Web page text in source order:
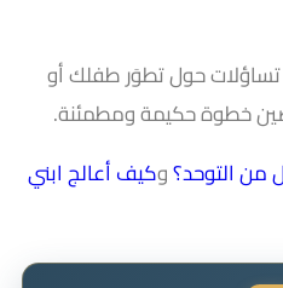
حول تطوَر طفلك أو
خطوة حكيمة ومطمئنة.
التوحد؟وكيف أعالج ابني